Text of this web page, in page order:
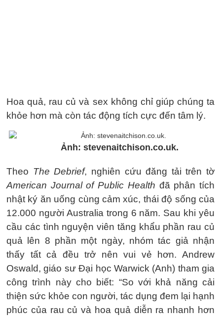
Hoa quả, rau củ và sex không chỉ giúp chúng ta
khỏe hơn mà còn tác động tích cực đến tâm lý.
Ảnh: stevenaitchison.co.uk.
Theo The Debrief, nghiên cứu đăng tải trên tờ
American Journal of Public Health đã phân tích
nhật ký ăn uống cùng cảm xúc, thái độ sống của
12.000 người Australia trong 6 năm. Sau khi yêu
cầu các tình nguyện viên tăng khẩu phần rau củ
quả lên 8 phần một ngày, nhóm tác giả nhận
thấy tất cả đều trở nên vui vẻ hơn. Andrew
Oswald, giáo sư Đại học Warwick (Anh) tham gia
công trình này cho biết: “So với khả năng cải
thiện sức khỏe con người, tác dụng đem lại hạnh
phúc của rau củ và hoa quả diễn ra nhanh hơn